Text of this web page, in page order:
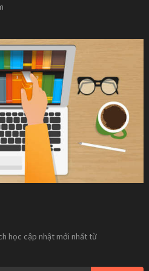
học cập nhật mới nhất từ